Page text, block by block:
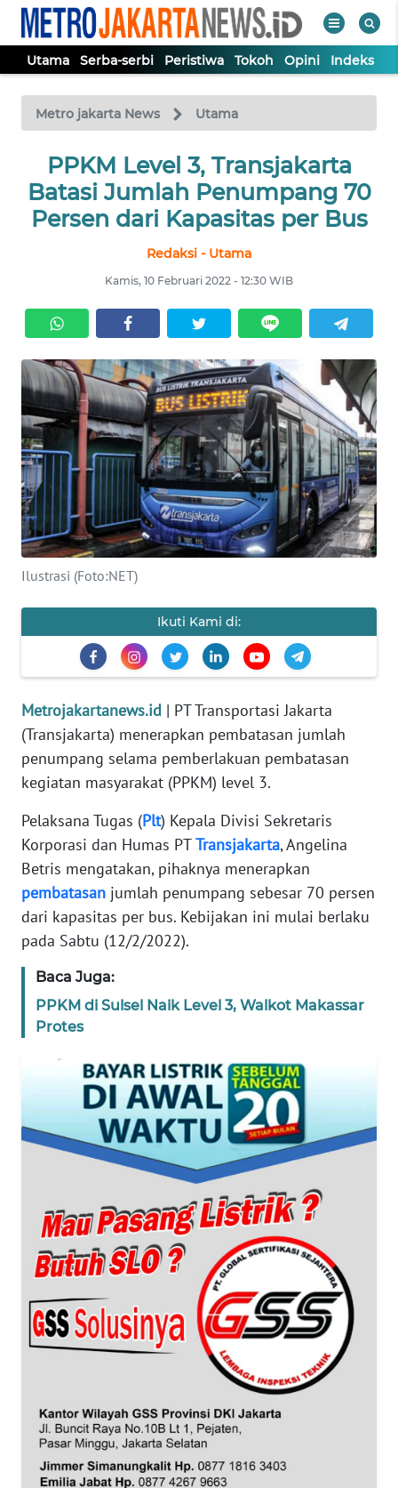
Utama Serba-serbi Peristiwa Tokoh Opini Indeks
Metro jakarta News Utama
PPKM Level 3, Transjakarta
Batasi Jumlah Penumpang 70
Persen dari Kapasitas per Bus
Redaksi - Utama
Kamis, 10 Februari 2022 - 12:30 WIB
Ilustrasi (Foto:NET)
Ikuti Kami di:
Metrojakartanews.id | PT Transportasi Jakarta
(Transjakarta) menerapkan pembatasan jumlah
penumpang selama pemberlakuan pembatasan
kegiatan masyarakat (PPKM) level 3.
Pelaksana Tugas (Plt) Kepala Divisi Sekretaris
Korporasi dan Humas PTTransjakarta, Angelina
Betris mengatakan, pihaknya menerapkan
pembatasan jumlah penumpang sebesar 70 persen
dari kapasitas per bus. Kebijakan ini mulai berlaku
pada Sabtu (12/2/2022).
Baca Juga:
PPKM di Sulsel Naik Level 3, Walkot Makassar
Protes
TV
Tutup
UTAMA
SERBA-
SERBI
TOKOH
OPINI
Informasi
INDEKS
BERITA
KONTAK
KAMI
KAMI
PEDOMAN
SIBER
REDAKSI
KARIR
DISCLAIMER
WN
SUMUT
WN
BANTEN
WN
NTT
WN
PAPUA